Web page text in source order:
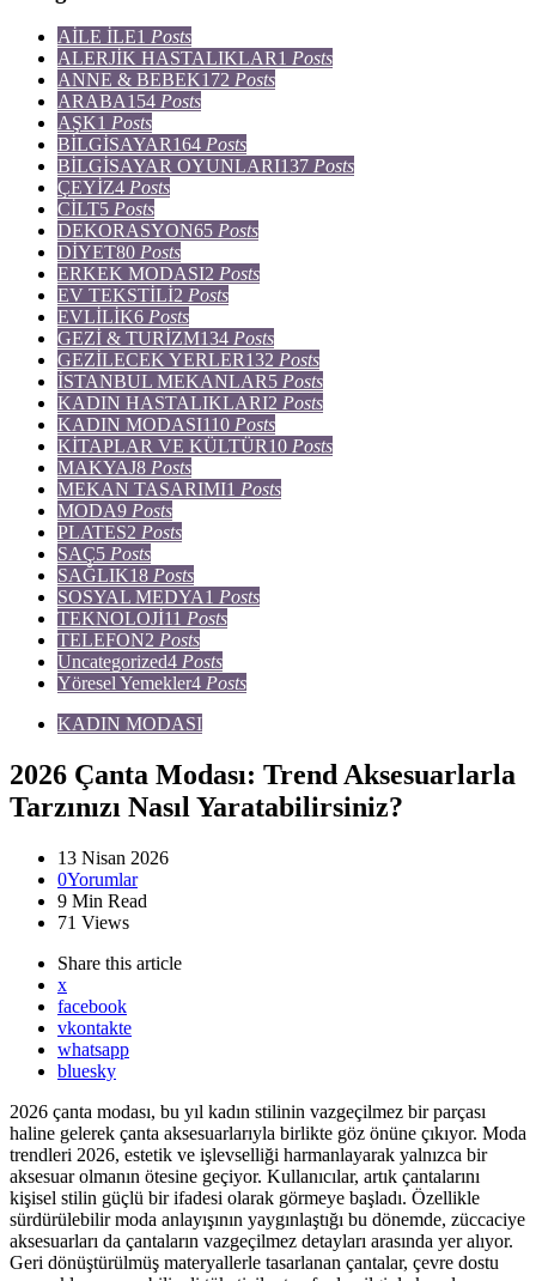
AİLE İLE1 Posts
ALERJİK HASTALIKLAR1 Posts
ANNE & BEBEK172 Posts
ARABA154 Posts
AŞK1 Posts
BİLGİSAYAR164 Posts
BİLGİSAYAR OYUNLARI137 Posts
ÇEYİZ4 Posts
CİLT5 Posts
DEKORASYON65 Posts
DİYET80 Posts
ERKEK MODASI2 Posts
EV TEKSTİLİ2 Posts
EVLİLİK6 Posts
GEZİ & TURİZM134 Posts
GEZİLECEK YERLER132 Posts
İSTANBUL MEKANLAR5 Posts
KADIN HASTALIKLARI2 Posts
KADIN MODASI110 Posts
KİTAPLAR VE KÜLTÜR10 Posts
MAKYAJ8 Posts
MEKAN TASARIMI1 Posts
MODA9 Posts
PLATES2 Posts
SAÇ5 Posts
SAĞLIK18 Posts
SOSYAL MEDYA1 Posts
TEKNOLOJİ11 Posts
TELEFON2 Posts
Uncategorized4 Posts
Yöresel Yemekler4 Posts
KADIN MODASI
2026 Çanta Modası: Trend Aksesuarlarla
Tarzınızı Nasıl Yaratabilirsiniz?
13 Nisan 2026
0Yorumlar
9 Min Read
71 Views
Share this article
x
facebook
vkontakte
whatsapp
bluesky
2026 çanta modası, bu yıl kadın stilinin vazgeçilmez bir parçası
haline gelerek çanta aksesuarlarıyla birlikte göz önüne çıkıyor. Moda
trendleri 2026, estetik ve işlevselliği harmanlayarak yalnızca bir
aksesuar olmanın ötesine geçiyor. Kullanıcılar, artık çantalarını
kişisel stilin güçlü bir ifadesi olarak görmeye başladı. Özellikle
sürdürülebilir moda anlayışının yaygınlaştığı bu dönemde, züccaciye
aksesuarları da çantaların vazgeçilmez detayları arasında yer alıyor.
Geri dönüştürülmüş materyallerle tasarlanan çantalar, çevre dostu